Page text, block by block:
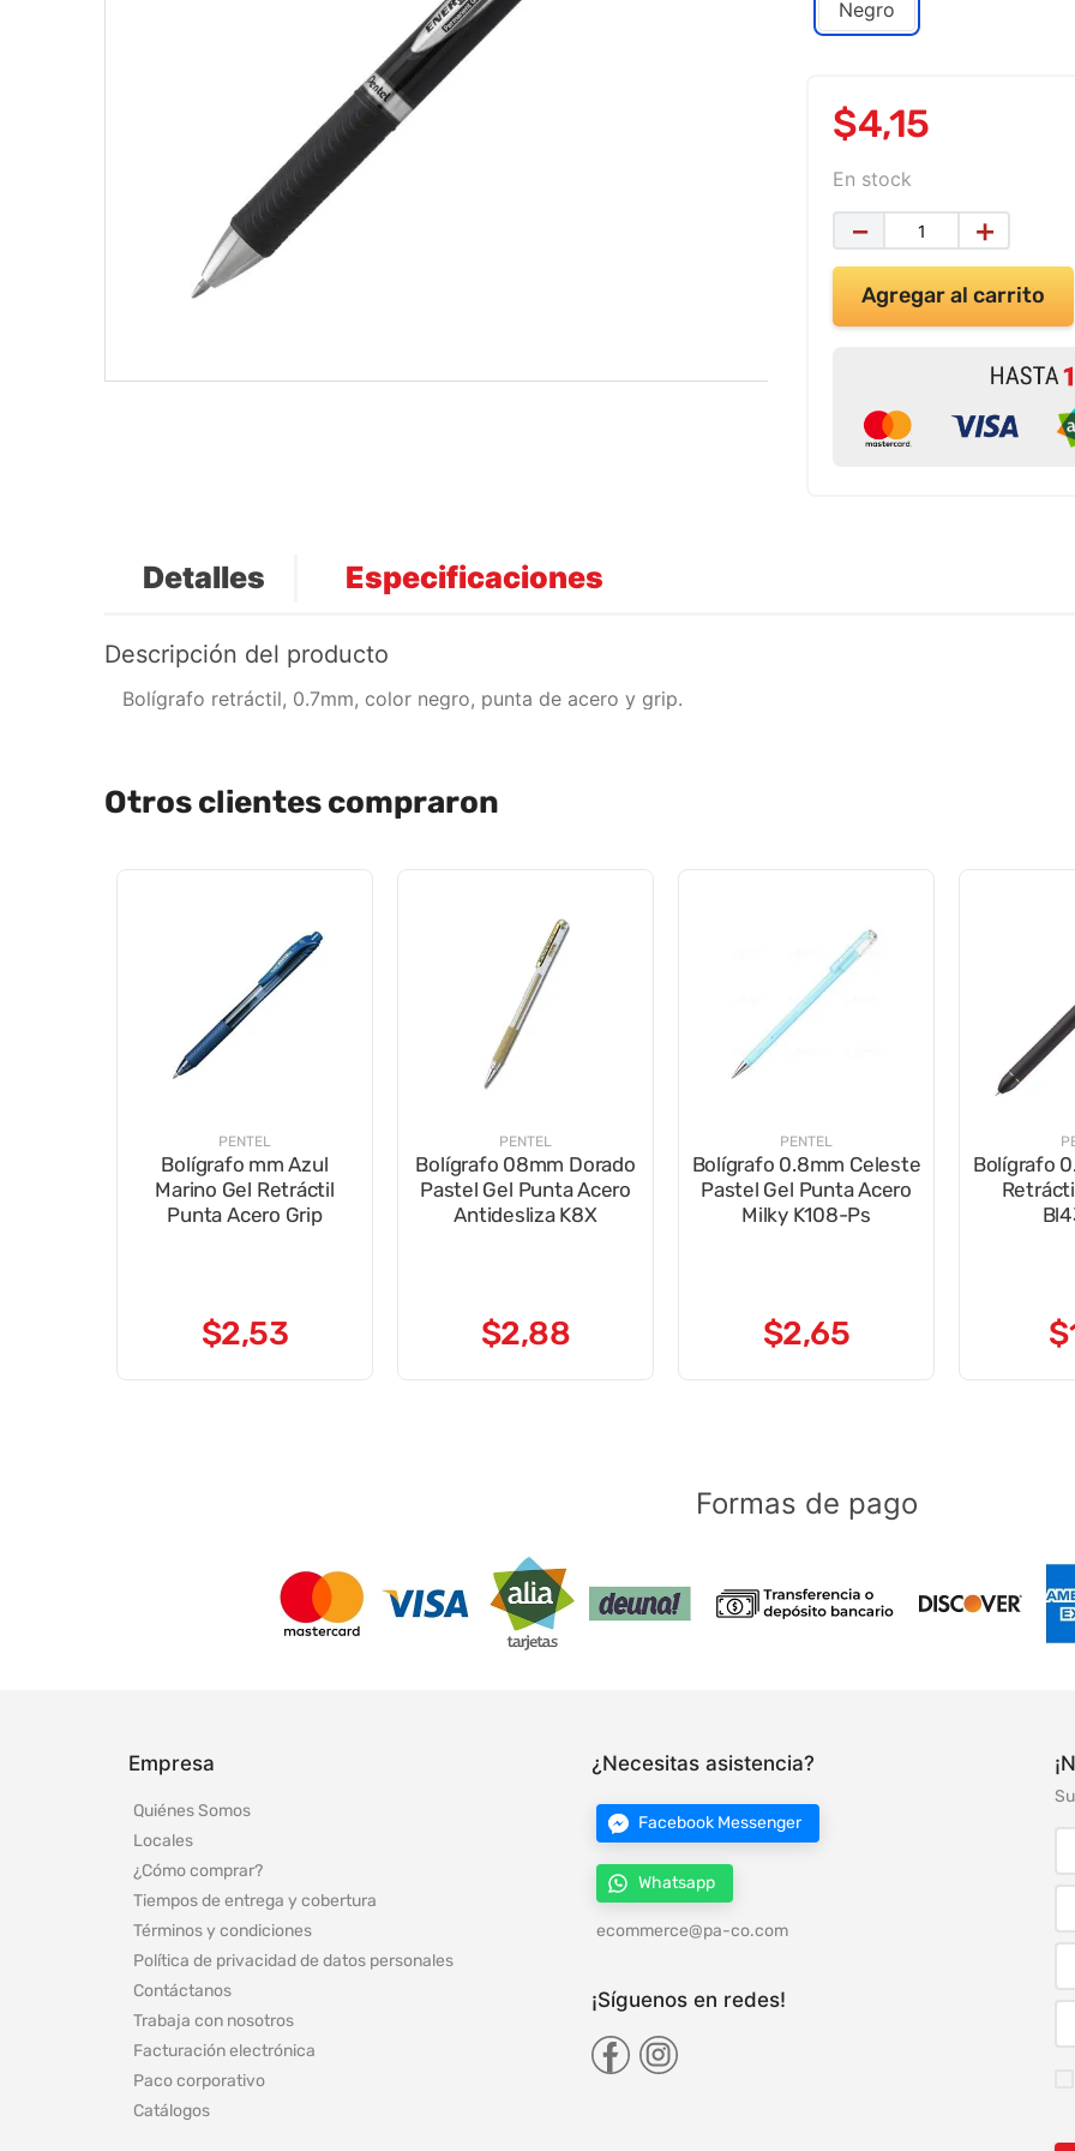
Negro
$4,15
En stock
＋
－
Agregar al carrito
Detalles Especificaciones
Descripción del producto
Bolígrafo retráctil, 0.7mm, color negro, punta de acero y grip.
Otros clientes compraron
PENTEL
Bolígrafo mm Azul
Marino Gel Retráctil
Punta Acero Grip
$2,53
PENTEL
Bolígrafo 08mm Dorado
Pastel Gel Punta Acero
Antidesliza K8X
$2,88
PENTEL
Bolígrafo 0.8mm Celeste
Pastel Gel Punta Acero
Milky K108-Ps
$2,65
Bolígrafo
$
Formas de pago
Empresa
Quiénes Somos
Locales
¿Cómo comprar?
Tiempos de entrega y cobertura
Términos y condiciones
Política de privacidad de datos personales
Contáctanos
Trabaja con nosotros
Facturación electrónica
Paco corporativo
Catálogos
¿Necesitas asistencia?
Facebook Messenger
Whatsapp
ecommerce@pa-co.com
¡Síguenos en redes!